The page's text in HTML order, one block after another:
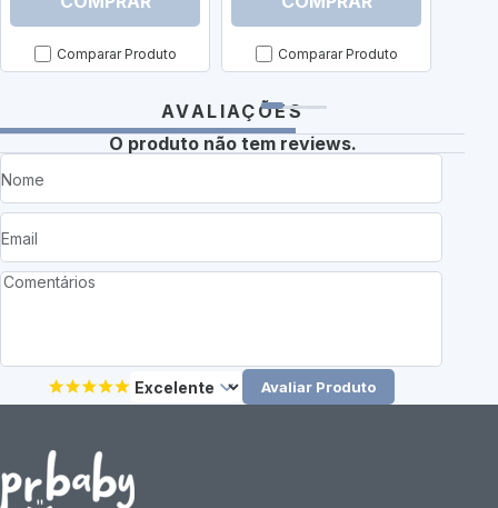
Comparar Produto Comparar Produto
AVALIAÇÕES
O produto não tem reviews.
Avaliar Produto